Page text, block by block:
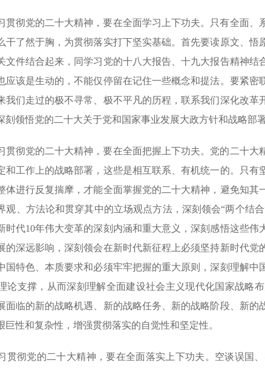
贯彻党的二十大精神，要在全面学习上下功夫。只有全面
干了然于胸，为贯彻落实打下坚实基础。首先要读原文、
文件结合起来，同学习党的十八大报告、十九大报告精神
应该是生动的，不能仅停留在记住一些概念和提法。要紧
我们走过的极不寻常、极不平凡的历程，联系我们深化改
刻领悟党的二十大关于党和国家事业发展大政方针和战略部
贯彻党的二十大精神，要在全面把握上下功夫。党的二十
和工作上的战略部署，这些是相互联系、有机统一的。只
体进行反复揣摩，才能全面掌握党的二十大精神，避免知
观、方法论和贯穿其中的立场观点方法，深刻领会“两个结
时代10年伟大变革的深刻内涵和重大意义，深刻感悟这些
的深远影响，深刻领会在新时代新征程上必须坚持新时代
国特色、本质要求和必须牢牢把握的重大原则，深刻理解中
论支撑，从而深刻理解全面建设社会主义现代化国家战略
面临的新的战略机遇、新的战略任务、新的战略阶段、新
巨性和复杂性，增强贯彻落实的自觉性和坚定性。
贯彻党的二十大精神，要在全面落实上下功夫。空谈误国